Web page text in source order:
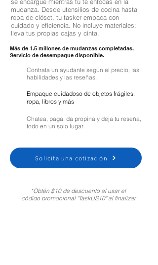
mudanza. Desde utensilios de cocina hasta
ropa de clóset, tu tasker empaca con
cuidado y eficiencia. No incluye materiales:
lleva tus propias cajas y cinta.
Más de 1.5 millones de mudanzas completadas.
Servicio de desempaque disponible.
Contrata un ayudante según el precio, las
habilidades y las reseñas.
Empaque cuidadoso de objetos frágiles,
ropa, libros y más
Chatea, paga, da propina y deja tu reseña,
todo en un solo lugar.
Solicita una cotización
*Obtén $10 de descuento al usar el
código promocional "TaskUS10" al finalizar